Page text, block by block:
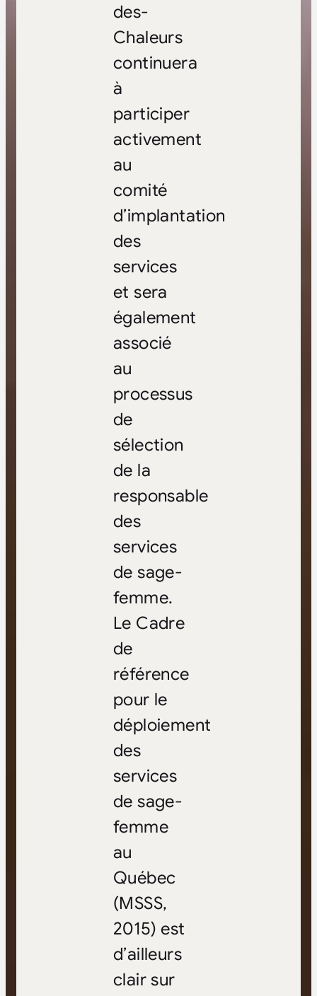
des-
Chaleurs
continuera
à
participer
activement
au
comité
d’implantation
des
services
et sera
également
associé
au
processus
de
sélection
de la
responsable
des
services
de sage-
femme.
Le Cadre
de
référence
pour le
déploiement
des
services
de sage-
femme
au
Québec
(MSSS,
2015) est
d’ailleurs
clair sur